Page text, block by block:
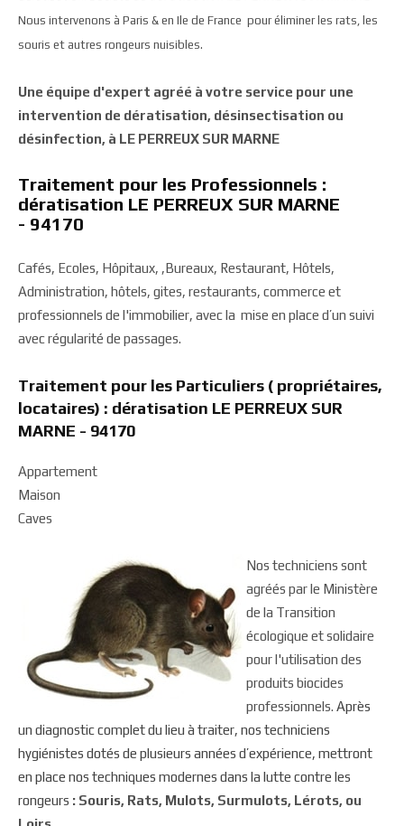
Nous intervenons à Paris & en Ile de France pour éliminer les rats, les
souris et autres rongeurs nuisibles.
Une équipe d'expert agréé à votre service pour une
intervention de dératisation, désinsectisation ou
désinfection, à LE PERREUX SUR MARNE
Traitement pour les Professionnels :
dératisation LE PERREUX SUR MARNE
- 94170
Cafés, Ecoles, Hôpitaux, ,Bureaux, Restaurant, Hôtels,
Administration, hôtels, gites, restaurants, commerce et
professionnels de l'immobilier, avec la mise en place d’un suivi
avec régularité de passages.
Traitement pour les Particuliers ( propriétaires,
locataires) : dératisation LE PERREUX SUR
MARNE - 94170
Appartement
Maison
Caves
Nos techniciens sont
agréés par le Ministère
de la Transition
écologique et solidaire
pour l'utilisation des
produits biocides
professionnels. Après
un diagnostic complet du lieu à traiter, nos techniciens
hygiénistes dotés de plusieurs années d’expérience, mettront
en place nos techniques modernes dans la lutte contre les
rongeurs : Souris, Rats, Mulots, Surmulots, Lérots, ou